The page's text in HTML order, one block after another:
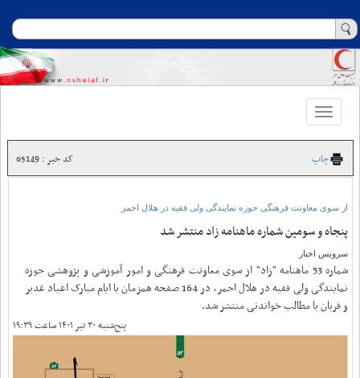
Toggle
navigation
چاپ کد خبر : 65149
از سوی معاونت فرهنگی حوزه نمایندگی ولی فقیه در هلال احمر
پنجاه و سومین شماره ماهنامه زاد منتشر شد
سرویس اخبار
شماره 53 ماهنامه "زاد" از سوی معاونت فرهنگی و امور آموزشی و پژوهشی حوزه
نمایندگی ولی فقیه در هلال احمر، در 164 صفحه همزمان با ایام مبارک اعیاد غدیر
و قربان با مطالب خواندنی منتشر شد.
پنج‌شنبه ۳۰ تیر ۱۴۰۱ ساعت ۱۹:۳۹